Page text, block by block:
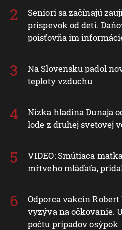
Seniori sa začínajú
príspevok od detí.
poisťovňa im
Na Slovensku padol
teploty vzduchu
Nízka hladina Dunaja
lode z druhej svetovej
VIDEO: Smútiaca
mŕtveho mláďaťa,
Odporca vakcín
vyzýva na očkovanie.
počtu prípadov osýpok